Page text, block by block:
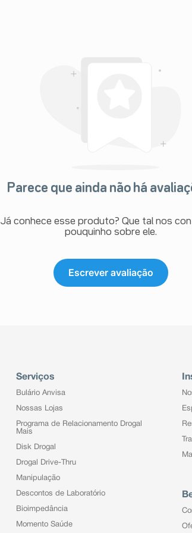
Parece que ainda não há
Já conhece esse produto? Que tal nos
pouquinho sobre ele.
Escrever avaliação
Serviços
Bulário Anvisa
Nossas Lojas
Programa de Relacionamento Drogal
Mais
Disk Drogal
Drogal Drive-Thru
Manipulação
Descontos de Laboratório
Bioimpedância
Momento Saúde